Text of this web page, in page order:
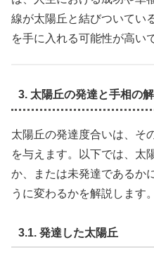
線が太陽丘と結びついてい
を手に入れる可能性が高い
3. 太陽丘の発達と手相の
太陽丘の発達度合いは、そ
を与えます。以下では、太
か、または未発達であるか
うに変わるかを解説します。
3.1. 発達した太陽丘